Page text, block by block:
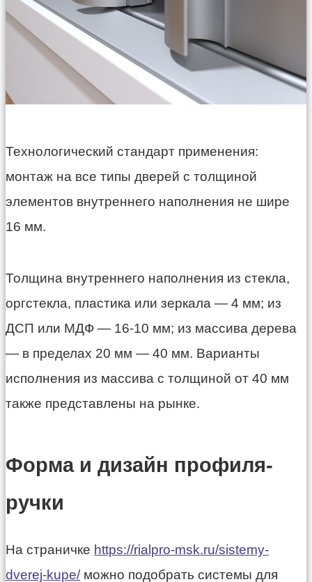
Технологический стандарт применения:
монтаж на все типы дверей с толщиной
элементов внутреннего наполнения не шире
16 мм.
Толщина внутреннего наполнения из стекла,
оргстекла, пластика или зеркала — 4 мм; из
ДСП или МДФ — 16-10 мм; из массива дерева
— в пределах 20 мм — 40 мм. Варианты
исполнения из массива с толщиной от 40 мм
также представлены на рынке.
Форма и дизайн профиля-
ручки
На страничке https://rialpro-msk.ru/sistemy-
dverej-kupe/можно подобрать системы для